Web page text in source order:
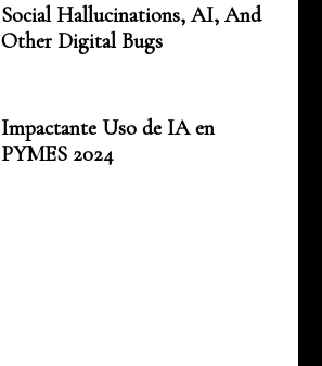
Social Hallucinations, AI, And
Other Digital Bugs
Impactante Uso de IA en
PYMES 2024